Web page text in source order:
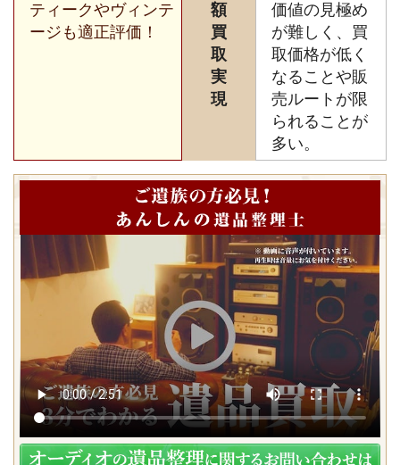
ティークやヴィンテ
ージも適正評価！
額
買
取
実
現
価値の見極め
が難しく、買
取価格が低く
なることや販
売ルートが限
られることが
多い。